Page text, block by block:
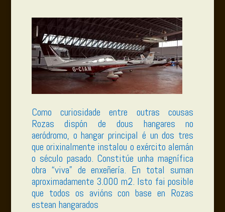
Como curiosidade entre outras cousas
Rozas dispón de dous hangares no
aeródromo, o hangar principal é un dos tres
que orixinalmente instalou o exército alemán
o século pasado. Constitúe unha magnífica
obra “viva” de enxeñería. En total suman
aproximadamente 3.000 m2. Isto fai posible
que todos os avións con base en Rozas
estean hangarados